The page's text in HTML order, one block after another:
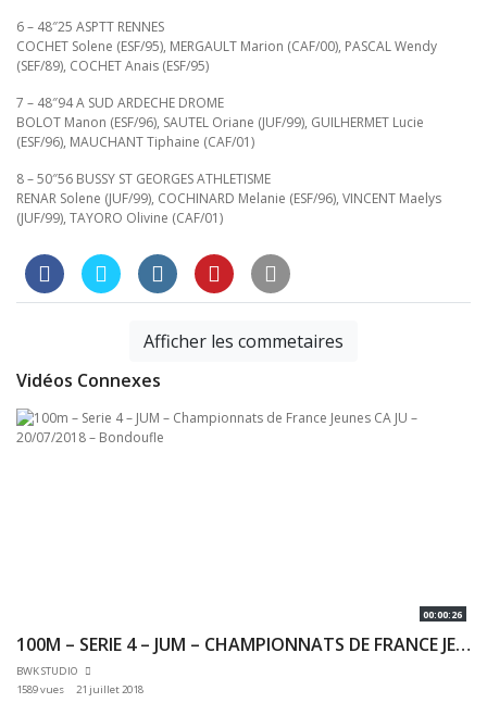
6 – 48″25 ASPTT RENNES
COCHET Solene (ESF/95), MERGAULT Marion (CAF/00), PASCAL Wendy
(SEF/89), COCHET Anais (ESF/95)
7 – 48″94 A SUD ARDECHE DROME
BOLOT Manon (ESF/96), SAUTEL Oriane (JUF/99), GUILHERMET Lucie
(ESF/96), MAUCHANT Tiphaine (CAF/01)
8 – 50″56 BUSSY ST GEORGES ATHLETISME
RENAR Solene (JUF/99), COCHINARD Melanie (ESF/96), VINCENT Maelys
(JUF/99), TAYORO Olivine (CAF/01)
Afficher les commetaires
Vidéos Connexes
00:00:26
100M – SERIE 4 – JUM – CHAMPIONNATS DE FRANCE JEUNES CA JU – 20/07/2018 – BONDOUFLE
BWK STUDIO
1589 vues
21 juillet 2018